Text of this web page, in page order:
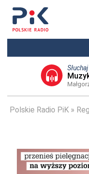
Polskie Radio PiK